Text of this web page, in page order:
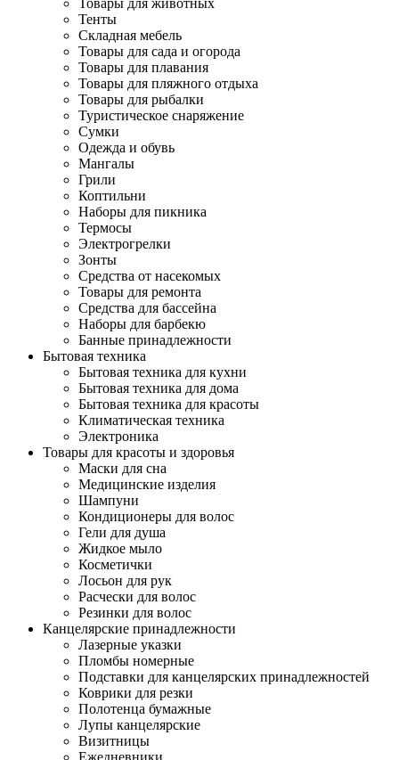
Товары для животных
Тенты
Складная мебель
Товары для сада и огорода
Товары для плавания
Товары для пляжного отдыха
Товары для рыбалки
Туристическое снаряжение
Сумки
Одежда и обувь
Мангалы
Грили
Коптильни
Наборы для пикника
Термосы
Электрогрелки
Зонты
Средства от насекомых
Товары для ремонта
Средства для бассейна
Наборы для барбекю
Банные принадлежности
Бытовая техника
Бытовая техника для кухни
Бытовая техника для дома
Бытовая техника для красоты
Климатическая техника
Электроника
Товары для красоты и здоровья
Маски для сна
Медицинские изделия
Шампуни
Кондиционеры для волос
Гели для душа
Жидкое мыло
Косметички
Лосьон для рук
Расчески для волос
Резинки для волос
Канцелярские принадлежности
Лазерные указки
Пломбы номерные
Подставки для канцелярских принадлежностей
Коврики для резки
Полотенца бумажные
Лупы канцелярские
Визитницы
Ежедневники